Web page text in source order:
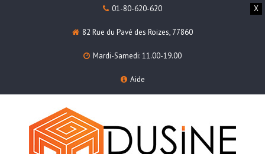
X
01-80-620-620
82 Rue du Pavé des Roizes, 77860
Mardi-Samedi: 11.00-19.00
Aide